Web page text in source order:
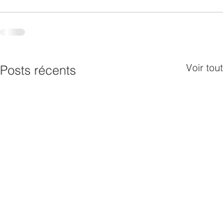
Posts récents Voir tout